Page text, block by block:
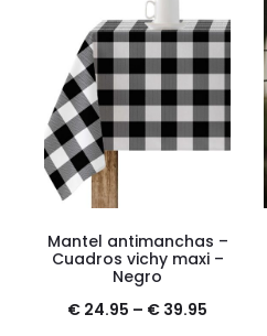
Mantel antimanchas –
Cuadros vichy maxi –
Negro
€ 24.95 – € 39.95